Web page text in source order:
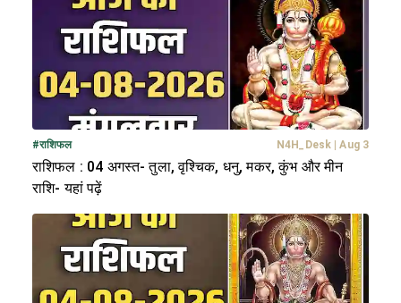
#राशिफल N4H_Desk | Aug 3
राशिफल : 04 अगस्त- तुला, वृश्चिक, धनु, मकर, कुंभ और मीन
राशि- यहां पढ़ें